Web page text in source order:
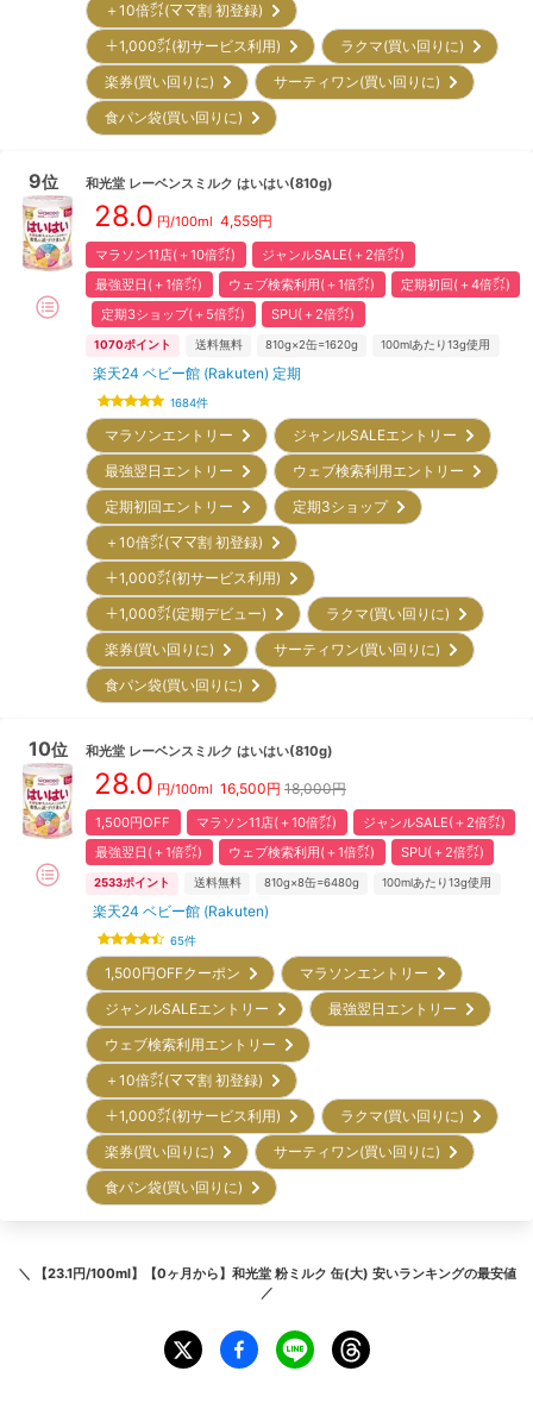
＋10倍㌽(ママ割 初登録)
＋1,000㌽(初サービス利用)
ラクマ(買い回りに)
楽券(買い回りに)
サーティワン(買い回りに)
食パン袋(買い回りに)
9位 和光堂 レーベンスミルク はいはい(810g)
28.0 円/100ml 4,559円
マラソン11店(＋10倍㌽)
ジャンルSALE(＋2倍㌽)
最強翌日(＋1倍㌽)
ウェブ検索利用(＋1倍㌽)
定期初回(＋4倍㌽)
定期3ショップ(＋5倍㌽)
SPU(＋2倍㌽)
1070ポイント 送料無料 810g×2缶=1620g 100mlあたり13g使用
楽天24 ベビー館 (Rakuten) 定期
1684件
マラソンエントリー
ジャンルSALEエントリー
最強翌日エントリー
ウェブ検索利用エントリー
定期初回エントリー
定期3ショップ
＋10倍㌽(ママ割 初登録)
＋1,000㌽(初サービス利用)
＋1,000㌽(定期デビュー)
ラクマ(買い回りに)
楽券(買い回りに)
サーティワン(買い回りに)
食パン袋(買い回りに)
10位 和光堂 レーベンスミルク はいはい(810g)
28.0 円/100ml 16,500円 18,000円
1,500円OFF マラソン11店(＋10倍㌽)
ジャンルSALE(＋2倍㌽)
最強翌日(＋1倍㌽)
ウェブ検索利用(＋1倍㌽) SPU(＋2倍㌽)
2533ポイント 送料無料 810g×8缶=6480g 100mlあたり13g使用
楽天24 ベビー館 (Rakuten)
65件
1,500円OFFクーポン
マラソンエントリー
ジャンルSALEエントリー
最強翌日エントリー
ウェブ検索利用エントリー
＋10倍㌽(ママ割 初登録)
＋1,000㌽(初サービス利用)
ラクマ(買い回りに)
楽券(買い回りに)
サーティワン(買い回りに)
食パン袋(買い回りに)
＼ 【23.1円/100ml】【0ヶ月から】和光堂 粉ミルク 缶(大) 安いランキングの最安値
／